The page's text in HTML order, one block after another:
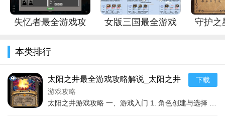
升一级的武职，角色就能装备更高级别的武器和防具。这既能增
加角色的攻击和防御，又能让角色在视觉上焕然一新，增加玩家
武职提升还有其它的好处。比如，提升到一定的武职可以参
殊任务或者活动，也只有达到一定武职的玩家才能参与。提升武
职，就能充分释放角色的潜能，获得更多的游戏乐趣。
失忆者最全游戏攻
游戏技巧通关
女版三国最全游戏
守护之
本类排行
太阳之井最全游戏攻略解说_太阳之井
最新游戏技巧通关
游戏攻略
下载